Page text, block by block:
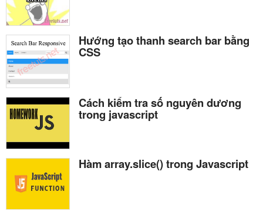
Hướng tạo thanh search bar bằng
CSS
Cách kiểm tra số nguyên dương
trong javascript
Hàm array.slice() trong Javascript